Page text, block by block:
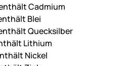
Cadmium
Blei
Quecksilber
Lithium
Nickel